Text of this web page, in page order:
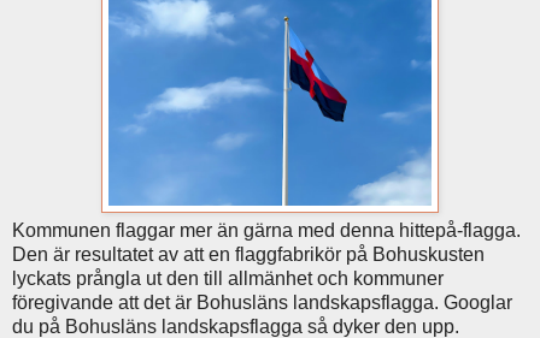
Kommunen flaggar mer än gärna med denna hittepå-flagga.
Den är resultatet av att en flaggfabrikör på Bohuskusten
lyckats prångla ut den till allmänhet och kommuner
föregivande att det är Bohusläns landskapsflagga. Googlar
du på Bohusläns landskapsflagga så dyker den upp.